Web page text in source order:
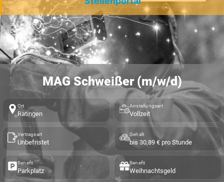
MAG Schweißer (m/w/d)
Ort
Ratingen
Anstellungsart
Vollzeit
Vertragsart
Unbefristet
Gehalt
bis 30,89 € pro Stunde
Benefit
Parkplatz
Benefit
Weihnachtsgeld